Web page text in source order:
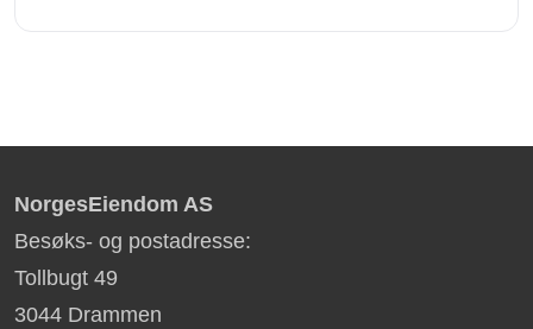
NorgesEiendom AS
Besøks- og postadresse:
Tollbugt 49
3044 Drammen